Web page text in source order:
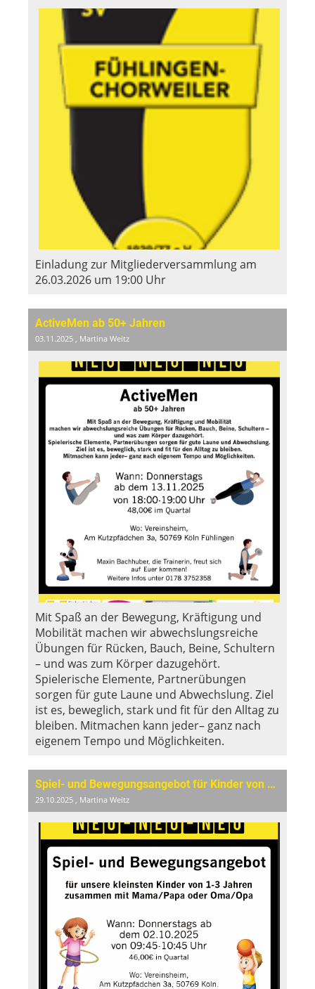
Einladung zur Mitgliederversammlung am
26.03.2026 um 19:00 Uhr
ActiveMen ab 50+ Jahren
03.11.2025 , Martina Weitz
Mit Spaß an der Bewegung, Kräftigung und
Mobilität machen wir abwechslungsreiche
Übungen für Rücken, Bauch, Beine, Schultern
– und was zum Körper dazugehört.
Spielerische Elemente, Partnerübungen
sorgen für gute Laune und Abwechslung. Ziel
ist es, beweglich, stark und fit für den Alltag zu
bleiben. Mitmachen kann jeder– ganz nach
eigenem Tempo und Möglichkeiten.
Spiel- und Bewegungsangebot für Kinder von 1-3 Jahren
29.10.2025 , Martina Weitz